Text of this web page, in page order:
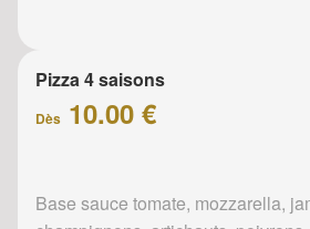
Pizza 4 saisons
Dès 10.00 €
Base sauce tomate, mozzarella,